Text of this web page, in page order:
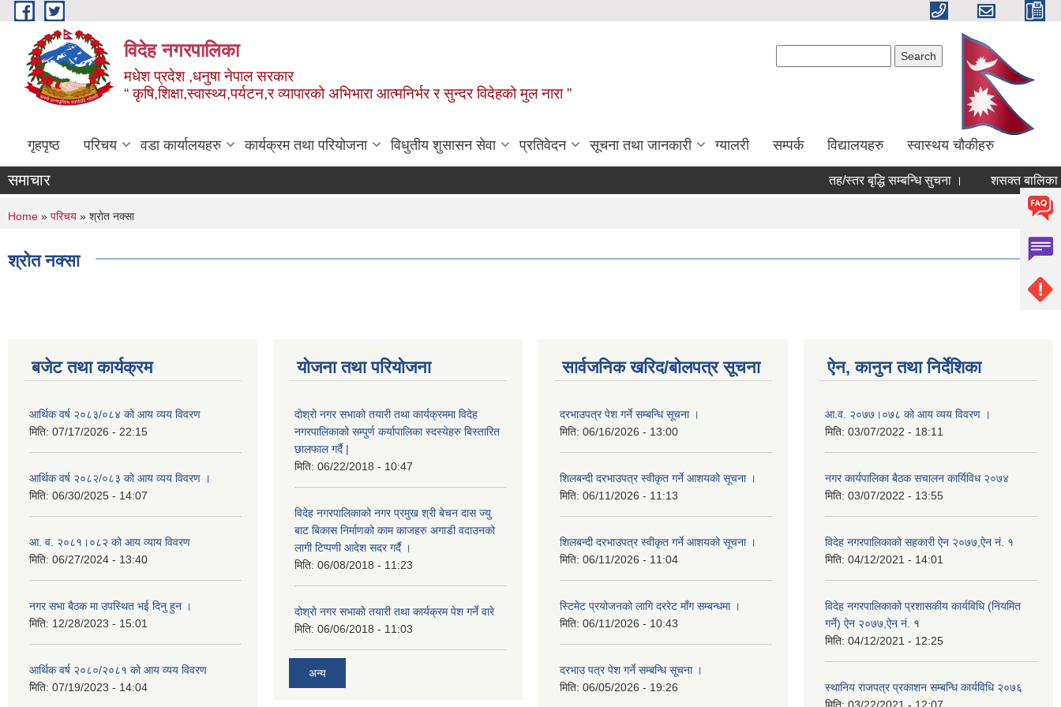
Skip to main content
विदेह नगरपालिका
मधेश प्रदेश ,धनुषा नेपाल सरकार
“ कृषि,शिक्षा,स्वास्थ्य,पर्यटन,र व्यापारको अभिभारा आत्मनिर्भर र सुन्दर विदेहको मुल नारा ”
गृहपृष्ठ परिचय वडा कार्यालयहरु कार्यक्रम तथा परियोजना विधुतीय शुसासन सेवा प्रतिवेदन सूचना तथा जानकारी ग्यालरी सम्पर्क विद्यालयहरु स्वास्थय चौकीहरु
समाचार तह/स्तर बृद्धि सम्बन्धि सुचना । शसक्त बालिका
You are here
Home » परिचय » श्रोत नक्सा
श्रोत नक्सा
बजेट तथा कार्यक्रम
आर्थिक वर्ष २०८३/०८४ को आय व्यय विवरण
मिति: 07/17/2026 - 22:15
आर्थिक वर्ष २०८२/०८३ को आय व्यय विवरण ।
मिति: 06/30/2025 - 14:07
आ. व. २०८१।०८२ को आय व्याय विवरण
मिति: 06/27/2024 - 13:40
नगर सभा बैठक मा उपस्थित भई दिनु हुन ।
मिति: 12/28/2023 - 15:01
आर्थिक वर्ष २०८०/२०८१ को आय व्यय विवरण
मिति: 07/19/2023 - 14:04
योजना तथा परियोजना
दोश्रो नगर सभाको तयारी तथा कार्यक्रममा विदेह
नगरपालिकाको सम्पुर्ण कर्यापालिका स्दस्येहरु बिस्तारित
छालफाल गर्दै |
मिति: 06/22/2018 - 10:47
विदेह नगरपालिकाको नगर प्रमुख श्री बेचन दास ज्यु
बाट बिकास निर्माणको काम काजहरु अगाडी वदाउनको
लागी टिप्पणी आदेश सदर गर्दै ।
मिति: 06/08/2018 - 11:23
दोश्रो नगर सभाको तयारी तथा कार्यक्रम पेश गर्ने वारे
मिति: 06/06/2018 - 11:03
अन्य
सार्वजनिक खरिद/बोलपत्र सूचना
दरभाउपत्र पेश गर्ने सम्बन्धि सूचना ।
मिति: 06/16/2026 - 13:00
शिलबन्दी दरभाउपत्र स्वीकृत गर्ने आशयको सूचना ।
मिति: 06/11/2026 - 11:13
शिलबन्दी दरभाउपत्र स्वीकृत गर्ने आशयको सूचना ।
मिति: 06/11/2026 - 11:04
स्टिमेट प्रयोजनको लागि दररेट माँग सम्बन्धमा ।
मिति: 06/11/2026 - 10:43
दरभाउ पत्र पेश गर्ने सम्बन्धि सूचना ।
मिति: 06/05/2026 - 19:26
ऐन, कानुन तथा निर्देशिका
आ‍.व. २०७७।०७८ को आय व्यय विवरण ।
मिति: 03/07/2022 - 18:11
नगर कार्यपालिका बैठक स‌‌चालन कार्यिविध २०७४
मिति: 03/07/2022 - 13:55
विदेह नगरपालिकाको सहकारी ऐन २०७७,ऐन नं. १
मिति: 04/12/2021 - 14:01
विदेह नगरपालिकाको प्रशासकीय कार्यविधि (नियमित
गर्ने) ऐन २०७७,ऐन नं. १
मिति: 04/12/2021 - 12:25
स्थानिय राजपत्र प्रकाशन सम्बन्धि कार्यविधि २०७६
मिति: 03/22/2021 - 12:07